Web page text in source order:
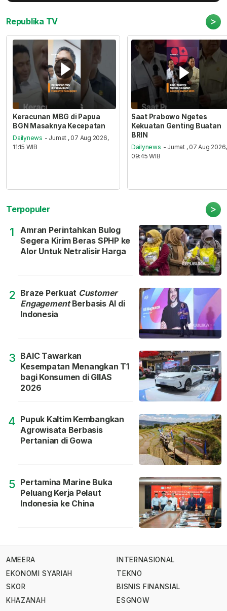
Republika TV >
Keracunan MBG di Papua
BGN Masaknya Kecepatan
Dailynews - Jumat , 07 Aug 2026,
11:15 WIB
Saat Prabowo Ngetes
Kekuatan Genting Buatan
BRIN
Dailynews - Jumat , 07 Aug 2026,
09:45 WIB
Terpopuler >
1
Amran Perintahkan Bulog
Segera Kirim Beras SPHP ke
Alor Untuk Netralisir Harga
2 Braze Perkuat Customer
EngagementBerbasis AI di
Indonesia
3 BAIC Tawarkan
Kesempatan Menangkan T1
bagi Konsumen di GIIAS
2026
4 Pupuk Kaltim Kembangkan
Agrowisata Berbasis
Pertanian di Gowa
5 Pertamina Marine Buka
Peluang Kerja Pelaut
Indonesia ke China
AMEERA
EKONOMI SYARIAH
SKOR
KHAZANAH
INTERNASIONAL
TEKNO
BISNIS FINANSIAL
ESGNOW